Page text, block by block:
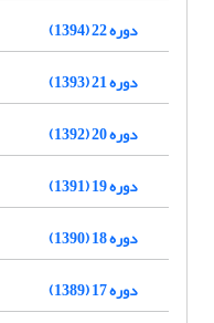
دوره 22 (1394)
دوره 21 (1393)
دوره 20 (1392)
دوره 19 (1391)
دوره 18 (1390)
دوره 17 (1389)